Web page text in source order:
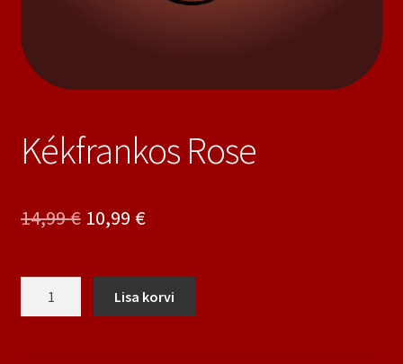
Kékfrankos Rose
14,99€ Algne
oli:
14,99 €.
10,99 €Praegune
on:
10,99 €.
Lisa korvi